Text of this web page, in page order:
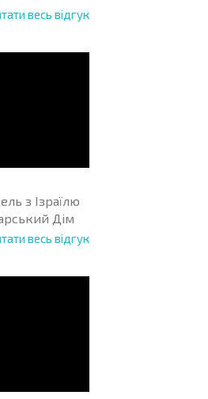
весь відгук
з Ізраїлю
Дім
весь відгук